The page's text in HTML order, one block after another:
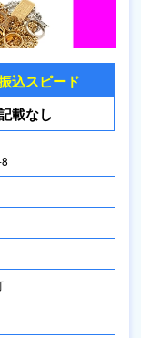
込スピード
載なし